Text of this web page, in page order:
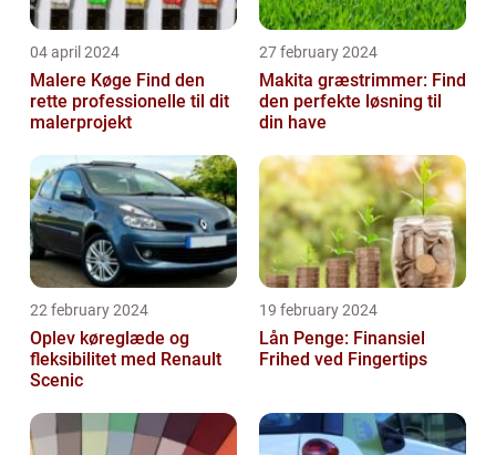
04 april 2024
Malere Køge Find den
rette professionelle til dit
malerprojekt
27 february 2024
Makita græstrimmer: Find
den perfekte løsning til
din have
22 february 2024
Oplev køreglæde og
fleksibilitet med Renault
Scenic
19 february 2024
Lån Penge: Finansiel
Frihed ved Fingertips